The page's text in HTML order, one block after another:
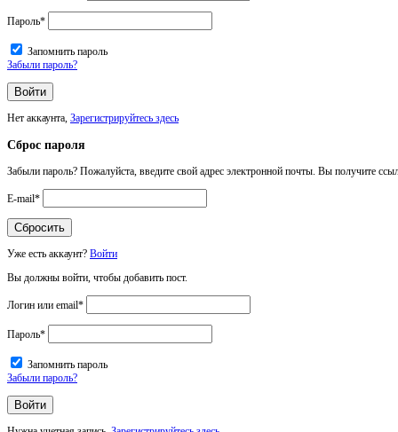
Пароль*
Запомнить пароль
Забыли пароль?
Нет аккаунта, Зарегистрируйтесь здесь
Сброс пароля
Забыли пароль? Пожалуйста, введите свой адрес электронной почты. Вы получите
E-mail*
Уже есть аккаунт? Войти
Вы должны войти, чтобы добавить пост.
Логин или email*
Пароль*
Запомнить пароль
Забыли пароль?